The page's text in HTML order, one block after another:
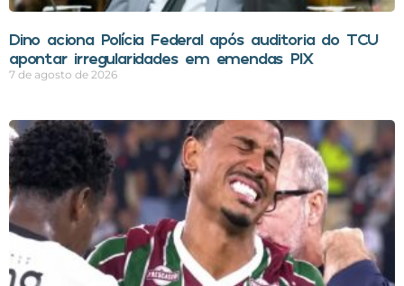
Dino aciona Polícia Federal após auditoria do TCU
apontar irregularidades em emendas PIX
7 de agosto de 2026